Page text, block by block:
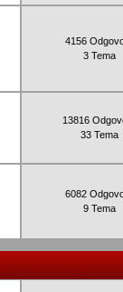
4156
3 Tema
13816
33 Tema
6082
9 Tema